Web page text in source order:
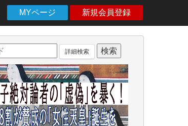
MYページ 新規会員登録
詳細検索